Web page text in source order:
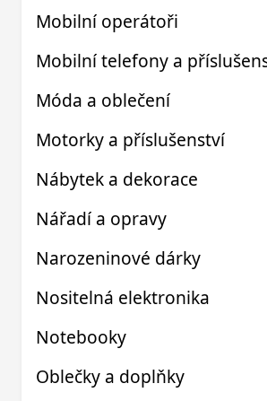
Mobilní operátoři
Mobilní telefony a
Móda a oblečení
Motorky a příslušenství
Nábytek a dekorace
Nářadí a opravy
Narozeninové dárky
Nositelná elektronika
Notebooky
Oblečky a doplňky